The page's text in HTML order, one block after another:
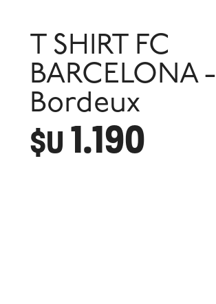
T SHIRT FC
BARCELONA -
Bordeux
$U 1.190